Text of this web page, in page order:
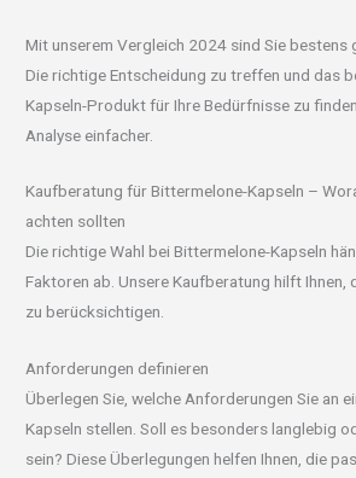
Mit unserem Vergleich 2024 sind Sie bestens
Die richtige Entscheidung zu treffen und das
Kapseln-Produkt für Ihre Bedürfnisse zu
Analyse einfacher.
Kaufberatung für Bittermelone-Kapseln –
achten sollten
Die richtige Wahl bei Bittermelone-Kapseln
Faktoren ab. Unsere Kaufberatung hilft
zu berücksichtigen.
Anforderungen definieren
Überlegen Sie, welche Anforderungen Sie an
Kapseln stellen. Soll es besonders langlebig
sein? Diese Überlegungen helfen Ihnen, die